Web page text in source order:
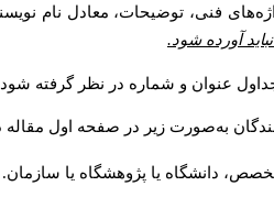
فنی، توضیحات، معادل نام
آورده شود.
عنوان و شماره در نظر گرفته
به‌صورت زیر در صفحه اول
دانشگاه یا پژوهشگاه یا